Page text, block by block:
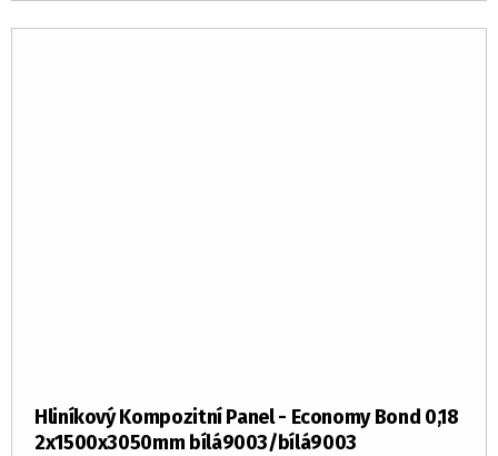
Hliníkový Kompozitní Panel - Economy Bond 0,18
2x1500x3050mm bílá9003/bílá9003